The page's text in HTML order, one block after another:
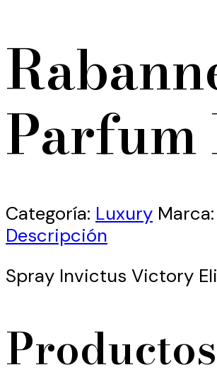
Parfum
Categoría: Luxury Marca:
Descripción
Spray Invictus Victory